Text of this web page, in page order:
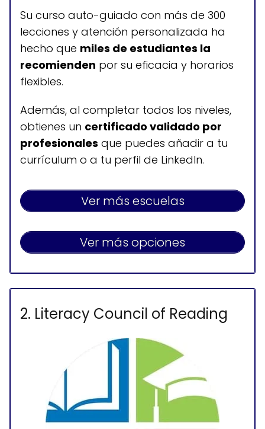
+300 lecciones en 5 niveles
de aprendizaje
Horario de atención
Clases disponibles todos los días, las
24 horas
Su curso auto-guiado con más de 300
lecciones y atención personalizada ha
hecho que miles de estudiantes la
recomienden por su eficacia y horarios
flexibles.
Además, al completar todos los niveles,
obtienes un certificado validado por
profesionales que puedes añadir a tu
currículum o a tu perfil de LinkedIn.
Ver más escuelas
Ver más opciones
2. Literacy Council of Reading